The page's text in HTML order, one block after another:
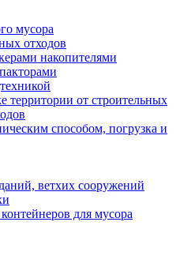
мусора
отходов
накопителями
территории от строительных
способом, погрузка и
ветхих сооружений
для мусора